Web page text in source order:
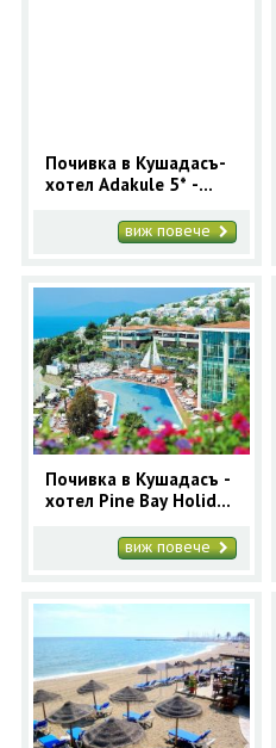
Почивка в Кушадасъ-
хотел Adakule 5* -
виж повече
Почивка в Кушадасъ -
хотел Pine Bay Holiday
записваниявиж повече